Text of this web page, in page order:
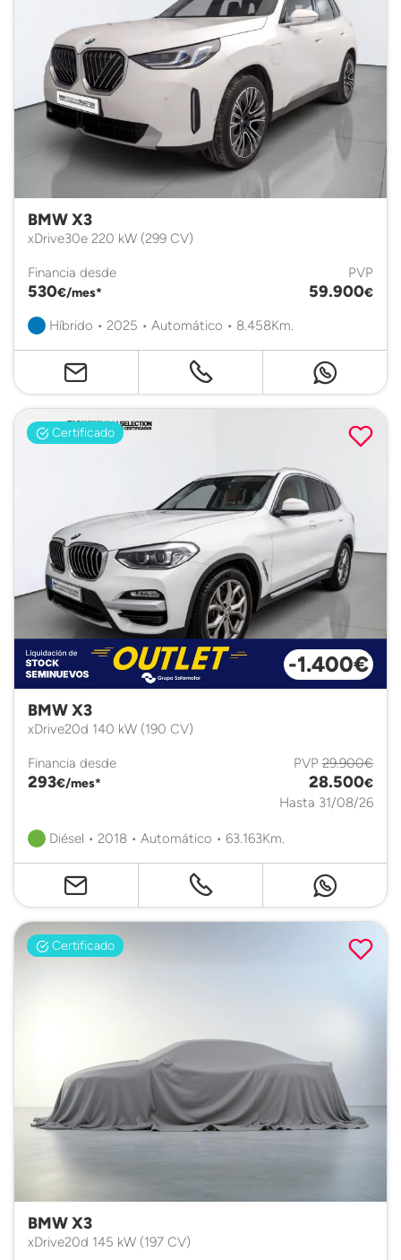
BMW X3
xDrive30e 220 kW (299 CV)
Financia desde
530€/mes*
PVP
59.900€
Híbrido • 2025 • Automático • 8.458Km.
Certificado
-1.400€
BMW X3
xDrive20d 140 kW (190 CV)
Financia desde
293€/mes*
PVP 29.900€
28.500€
Hasta 31/08/26
Diésel • 2018 • Automático • 63.163Km.
Certificado
BMW X3
xDrive20d 145 kW (197 CV)